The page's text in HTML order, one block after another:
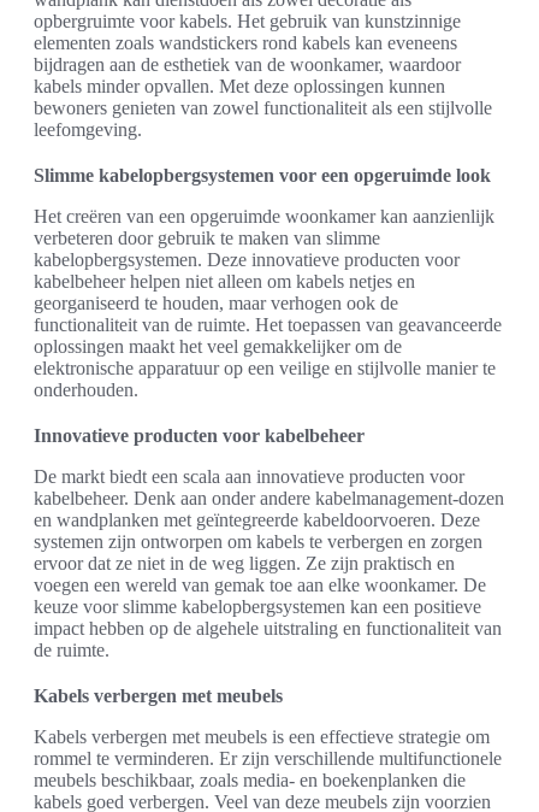
opbergruimte voor kabels. Het gebruik van kunstzinnige
elementen zoals wandstickers rond kabels kan eveneens
bijdragen aan de esthetiek van de woonkamer, waardoor
kabels minder opvallen. Met deze oplossingen kunnen
bewoners genieten van zowel functionaliteit als een stijlvolle
leefomgeving.
Slimme kabelopbergsystemen voor een opgeruimde look
Het creëren van een opgeruimde woonkamer kan aanzienlijk
verbeteren door gebruik te maken van slimme
kabelopbergsystemen. Deze innovatieve producten voor
kabelbeheer helpen niet alleen om kabels netjes en
georganiseerd te houden, maar verhogen ook de
functionaliteit van de ruimte. Het toepassen van geavanceerde
oplossingen maakt het veel gemakkelijker om de
elektronische apparatuur op een veilige en stijlvolle manier te
onderhouden.
Innovatieve producten voor kabelbeheer
De markt biedt een scala aan innovatieve producten voor
kabelbeheer. Denk aan onder andere kabelmanagement-dozen
en wandplanken met geïntegreerde kabeldoorvoeren. Deze
systemen zijn ontworpen om kabels te verbergen en zorgen
ervoor dat ze niet in de weg liggen. Ze zijn praktisch en
voegen een wereld van gemak toe aan elke woonkamer. De
keuze voor slimme kabelopbergsystemen kan een positieve
impact hebben op de algehele uitstraling en functionaliteit van
de ruimte.
Kabels verbergen met meubels
Kabels verbergen met meubels is een effectieve strategie om
rommel te verminderen. Er zijn verschillende multifunctionele
meubels beschikbaar, zoals media- en boekenplanken die
kabels goed verbergen. Veel van deze meubels zijn voorzien